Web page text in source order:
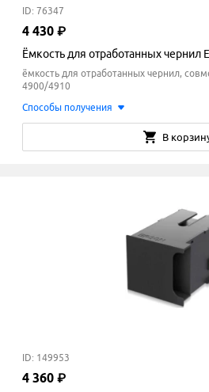
ID: 76347
4 430 ₽
Ёмкость для отработанных чернил
ёмкость для отработанных чернил,
4900/4910
Способы получения
В
ID: 149953
4 360 ₽